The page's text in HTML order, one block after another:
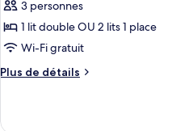
balcon
type
de
chambre :
«
3 personnes
1 lit double OU 2 lits 1 place
Wi-Fi gratuit
Plus de détails
Plus